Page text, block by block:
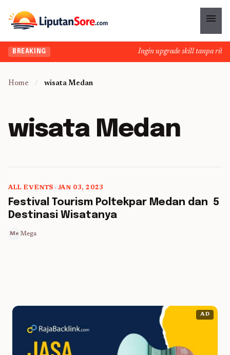
menu
BREAKING Ingin upgrade skill tanpa
Home / wisata Medan
wisata Medan
5 min read
ALL EVENTS • JAN 03, 2023
Festival Tourism Poltekpar Medan dan 5
Destinasi Wisatanya
Me Mega
AD